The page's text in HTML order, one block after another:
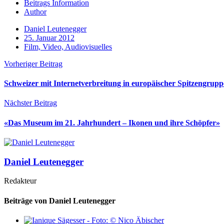
Beitrags Information
Author
Daniel Leutenegger
25. Januar 2012
Film, Video, Audiovisuelles
Vorheriger Beitrag
Schweizer mit Internetverbreitung in europäischer
Nächster Beitrag
«Das Museum im 21. Jahrhundert – Ikonen und ihre Schöpfer»
Daniel Leutenegger
Redakteur
Beiträge von Daniel Leutenegger